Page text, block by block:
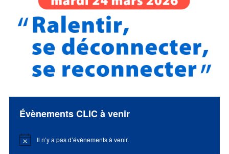
Évènements CLIC à venir
Notice Il n’y a pas d’évènements à venir.